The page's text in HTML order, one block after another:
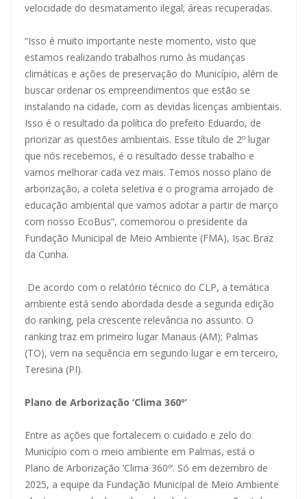
velocidade do desmatamento ilegal; áreas recuperadas.
“Isso é muito importante neste momento, visto que
estamos realizando trabalhos rumo às mudanças
climáticas e ações de preservação do Município, além de
buscar ordenar os empreendimentos que estão se
instalando na cidade, com as devidas licenças ambientais.
Isso é o resultado da política do prefeito Eduardo, de
priorizar as questões ambientais. Esse título de 2º lugar
que nós recebemos, é o resultado desse trabalho e
vamos melhorar cada vez mais. Temos nosso plano de
arborização, a coleta seletiva e o programa arrojado de
educação ambiental que vamos adotar a partir de março
com nosso EcoBus”, comemorou o presidente da
Fundação Municipal de Meio Ambiente (FMA), Isac Braz
da Cunha.
De acordo com o relatório técnico do CLP, a temática
ambiente está sendo abordada desde a segunda edição
do ranking, pela crescente relevância no assunto. O
ranking traz em primeiro lugar Manaus (AM); Palmas
(TO), vem na sequência em segundo lugar e em terceiro,
Teresina (PI).
Plano de Arborização ‘Clima 360º’
Entre as ações que fortalecem o cuidado e zelo do
Município com o meio ambiente em Palmas, está o
Plano de Arborização ‘Clima 360º’. Só em dezembro de
2025, a equipe da Fundação Municipal de Meio Ambiente